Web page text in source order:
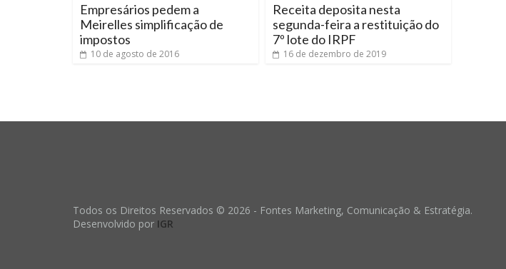
Empresários pedem a
Meirelles simplificação de
impostos
10 de agosto de 2016
Receita deposita nesta
segunda-feira a restituição do
7º lote do IRPF
16 de dezembro de 2019
Todos os Direitos Reservados © 2026 - Fontes Marketing, Comunicação & Estratégia.
Desenvolvido por IGR